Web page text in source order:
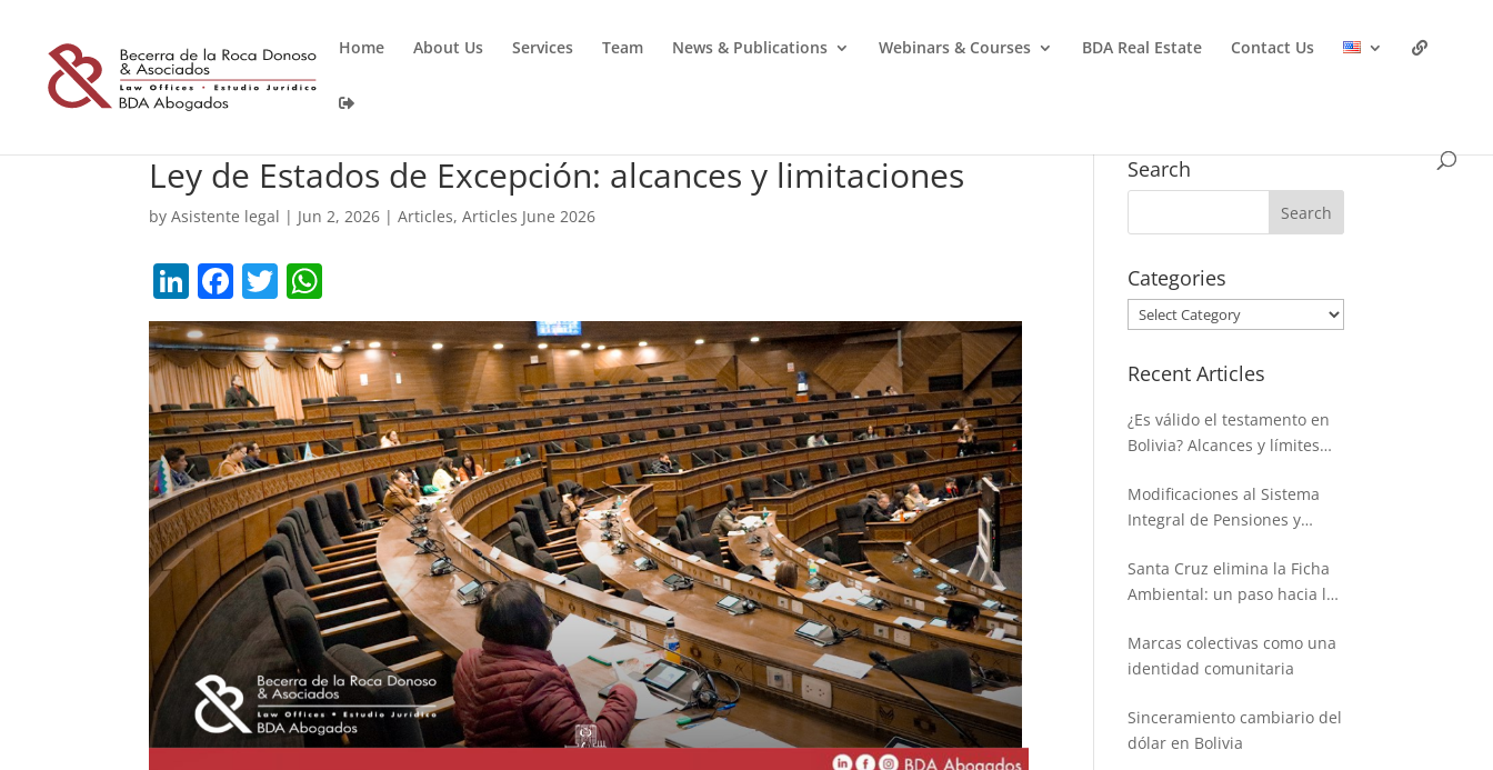
Home About Us Services Team News & Publications Webinars & Courses BDA Real Estate Contact Us
Ley de Estados de Excepción: alcances y limitaciones
byAsistente legal | Jun 2, 2026 |Articles,Articles June 2026
Li
n
k
e
dI
n
F
a
c
e
b
o
o
k
T
w
itt
er
h
at
s
A
p
p
Search
Categories
Categories
Recent Articles
¿Es válido el testamento en
Bolivia? Alcances y límites
hereditaria
Modificaciones al Sistema
Integral de Pensiones y
Santa Cruz elimina la Ficha
Ambiental: un paso hacia la
Marcas colectivas como una
identidad comunitaria
Sinceramiento cambiario del
dólar en Bolivia